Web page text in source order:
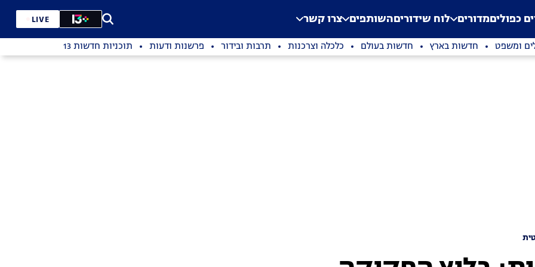
Application error: a
. כפוליםמדורים לוח שידוריםהשותפים צרו קשר LIVE
ומשפט חדשות בארץ חדשות בעולם כלכלה וצרכנות תרבות ובידור פרשנות ודעות תוכניות חדשות 13